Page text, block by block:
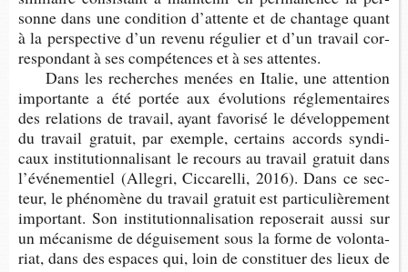
sonne dans une condi­tion d’at­tente et de chan­tage quant
à la pers­pec­tive d’un revenu régu­lier et d’un tra­vail cor­
res­pon­dant à ses com­pé­tences et à ses attentes.
Dans les recherches menées en Ita­lie, une atten­tion
impor­tante a été por­tée aux évo­lu­tions régle­men­taires
des rela­tions de tra­vail, ayant favo­risé le déve­lop­pe­ment
du tra­vail gra­tuit, par exemple, cer­tains accords syn­di­
caux ins­ti­tu­tion­na­li­sant le recours au tra­vail gra­tuit dans
l’évé­ne­men­tiel (Alle­gri, Cic­ca­relli, 2016). Dans ce sec­
teur, le phé­no­mène du tra­vail gra­tuit est par­ti­cu­liè­re­ment
impor­tant. Son ins­ti­tu­tion­na­li­sa­tion repo­se­rait aussi sur
un méca­nisme de dégui­se­ment sous la forme de volon­ta­
riat, dans des espaces qui, loin de consti­tuer des lieux de